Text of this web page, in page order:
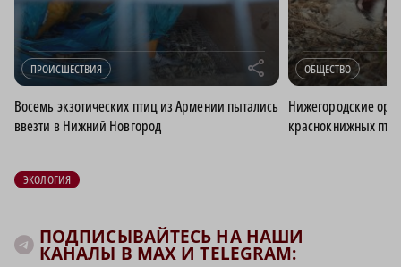
ПРОИСШЕСТВИЯ r
Восемь экзотических птиц из Армении пытались
ввезти в Нижний Новгород
ОБЩЕСТВО
Нижегородские
краснокнижных
ЭКОЛОГИЯ
ПОДПИСЫВАЙТЕСЬ НА НАШИ
КАНАЛЫ В MAX И TELEGRAM: